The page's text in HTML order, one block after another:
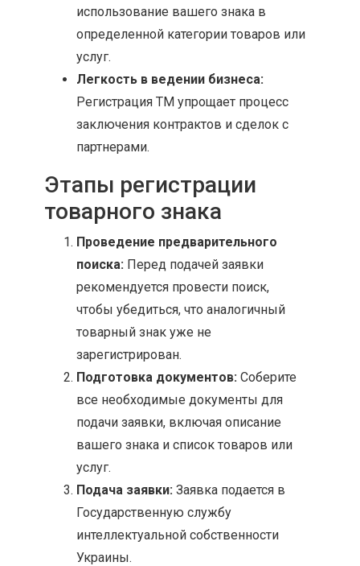
использование вашего знака в
определенной категории товаров или
услуг.
Легкость в ведении бизнеса:
Регистрация ТМ упрощает процесс
заключения контрактов и сделок с
партнерами.
Этапы регистрации
товарного знака
Проведение предварительного
поиска: Перед подачей заявки
рекомендуется провести поиск,
чтобы убедиться, что аналогичный
товарный знак уже не
зарегистрирован.
Подготовка документов: Соберите
все необходимые документы для
подачи заявки, включая описание
вашего знака и список товаров или
услуг.
Подача заявки: Заявка подается в
Государственную службу
интеллектуальной собственности
Украины.